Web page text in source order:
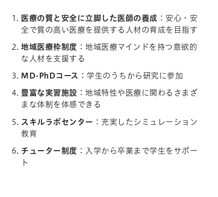
医療の質と安全に立脚した医師の養成 ：安心・安
全で質の高い医療を提供する人材の育成を目指す
地域医療枠制度 ：地域医療マインドを持つ意欲的
な人材を支援する
MD-PhDコース ：学生のうちから研究に参加
豊富な実習施設 ：地域特性や医療に関わるさまざ
まな体制を体感できる
スキルラボセンター ：充実したシミュレーション
教育
チューター制度 ：入学から卒業まで学生をサポー
ト